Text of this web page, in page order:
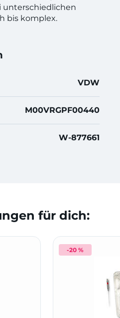
unterschiedlichen
bis komplex.
VDW
M00VRGPF00440
W-877661
für dich:
-20 %